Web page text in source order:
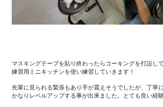
マスキングテープを貼り終わったらコーキングを打設し
練習用ミニキッチンを使い練習していきます！
先輩に見られる緊張もあり手が震えそうでしたが、丁寧
かなりレベルアップする事が出来ました。とても良い経